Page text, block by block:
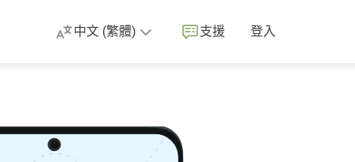
中文 (繁體) 支援 登入